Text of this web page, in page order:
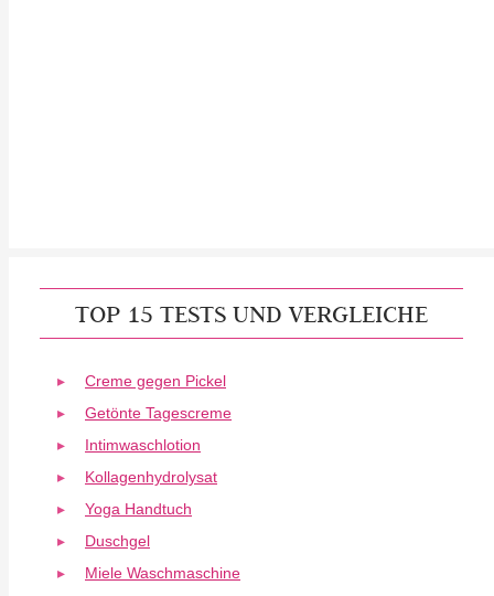
TOP 15 TESTS UND VERGLEICHE
Creme gegen Pickel
Getönte Tagescreme
Intimwaschlotion
Kollagenhydrolysat
Yoga Handtuch
Duschgel
Miele Waschmaschine